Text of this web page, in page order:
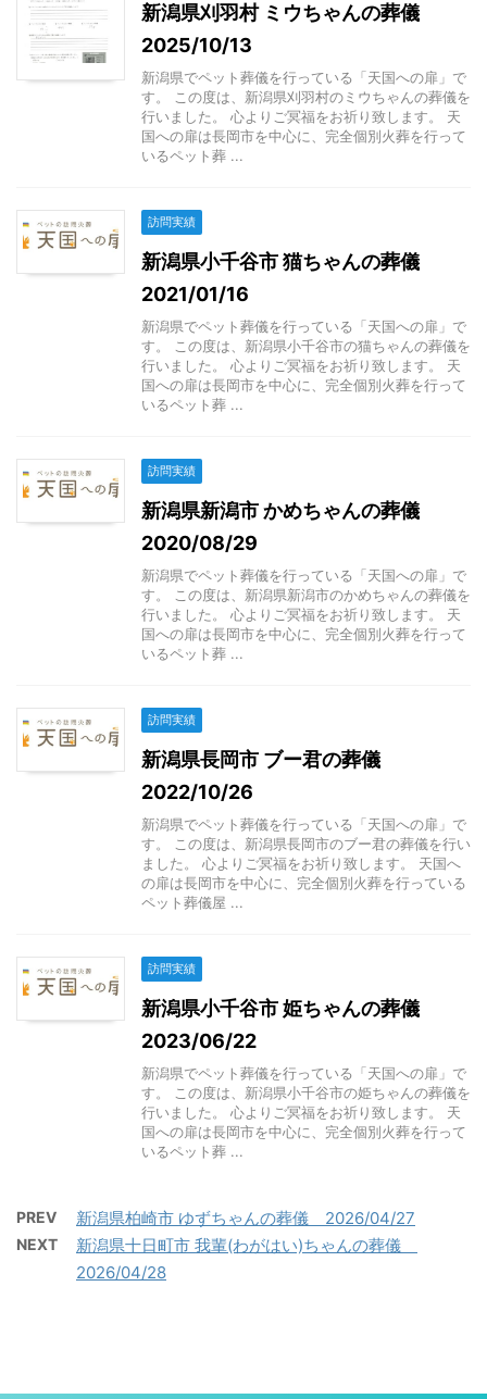
新潟県刈羽村 ミウちゃんの葬儀
2025/10/13
新潟県でペット葬儀を行っている「天国への扉」で
す。 この度は、新潟県刈羽村のミウちゃんの葬儀を
行いました。 心よりご冥福をお祈り致します。 天
国への扉は長岡市を中心に、完全個別火葬を行って
いるペット葬 ...
訪問実績
新潟県小千谷市 猫ちゃんの葬儀
2021/01/16
新潟県でペット葬儀を行っている「天国への扉」で
す。 この度は、新潟県小千谷市の猫ちゃんの葬儀を
行いました。 心よりご冥福をお祈り致します。 天
国への扉は長岡市を中心に、完全個別火葬を行って
いるペット葬 ...
訪問実績
新潟県新潟市 かめちゃんの葬儀
2020/08/29
新潟県でペット葬儀を行っている「天国への扉」で
す。 この度は、新潟県新潟市のかめちゃんの葬儀を
行いました。 心よりご冥福をお祈り致します。 天
国への扉は長岡市を中心に、完全個別火葬を行って
いるペット葬 ...
訪問実績
新潟県長岡市 ブー君の葬儀
2022/10/26
新潟県でペット葬儀を行っている「天国への扉」で
す。 この度は、新潟県長岡市のブー君の葬儀を行い
ました。 心よりご冥福をお祈り致します。 天国へ
の扉は長岡市を中心に、完全個別火葬を行っている
ペット葬儀屋 ...
訪問実績
新潟県小千谷市 姫ちゃんの葬儀
2023/06/22
新潟県でペット葬儀を行っている「天国への扉」で
す。 この度は、新潟県小千谷市の姫ちゃんの葬儀を
行いました。 心よりご冥福をお祈り致します。 天
国への扉は長岡市を中心に、完全個別火葬を行って
いるペット葬 ...
PREV 新潟県柏崎市 ゆずちゃんの葬儀 2026/04/27
NEXT
新潟県十日町市 我輩(わがはい)ちゃんの葬儀
2026/04/28